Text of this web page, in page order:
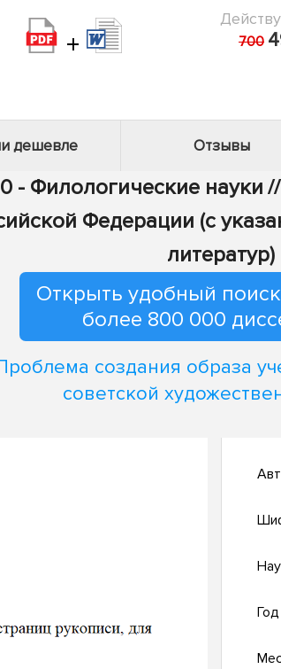
+ 700
дешевле Отзывы
- Филологические науки //
Федерации (с
литератур)
Открыть удобный
более 800 000
создания образа
советской